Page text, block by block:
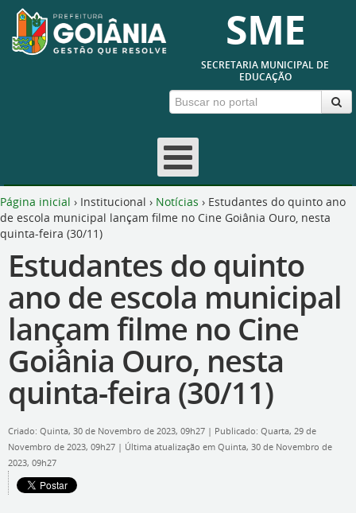
SME
SECRETARIA MUNICIPAL DE
EDUCAÇÃO
Página inicial › Institucional › Notícias › Estudantes do quinto ano
de escola municipal lançam filme no Cine Goiânia Ouro, nesta
quinta-feira (30/11)
Estudantes do quinto
ano de escola municipal
lançam filme no Cine
Goiânia Ouro, nesta
quinta-feira (30/11)
Criado: Quinta, 30 de Novembro de 2023, 09h27 | Publicado: Quarta, 29 de
Novembro de 2023, 09h27 | Última atualização em Quinta, 30 de Novembro de
2023, 09h27